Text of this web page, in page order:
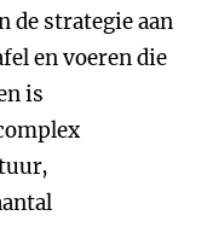
de strategie aan
en voeren die
is